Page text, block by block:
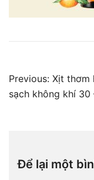
Điều
hướng
Previous: Xịt thơm
sạch không khí
Để lại một